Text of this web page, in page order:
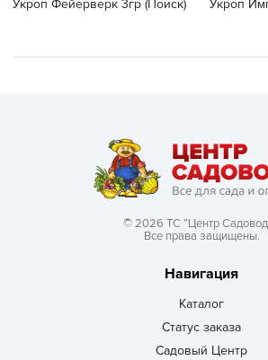
Укроп Фейерверк 3гр (Поиск) Укроп
© 2026 ТС “Центр
Все права защищены.
Навигация
Каталог
Статус заказа
Садовый Центр